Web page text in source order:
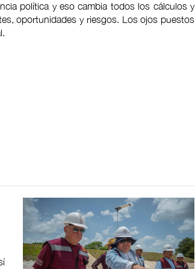
política y eso cambia todos los cálculos y
oportunidades y riesgos. Los ojos puestos